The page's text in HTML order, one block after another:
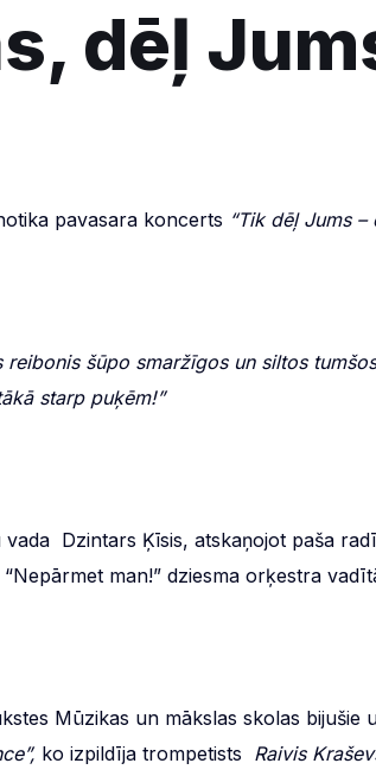
dēļ
pavasara koncerts “Tik dēļ Jums
šūpo smaržīgos un siltos
starp puķēm!”
vada Dzintars Ķīsis, atskaņojot paša
man!” dziesma orķestra
Mūzikas un mākslas skolas bijušie
ko izpildīja trompetists Raivis